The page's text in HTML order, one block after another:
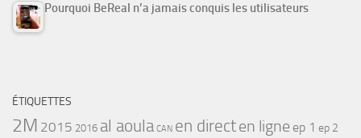
Pourquoi BeReal n’a jamais conquis les utilisateurs
ÉTIQUETTES
2M 2015 2016 al aoula CAN en directen ligne ep 1 ep 2